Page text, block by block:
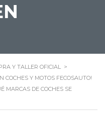
Y TALLER OFICIAL >
COCHES Y MOTOS FECOSAUTO!
MARCAS DE COCHES SE